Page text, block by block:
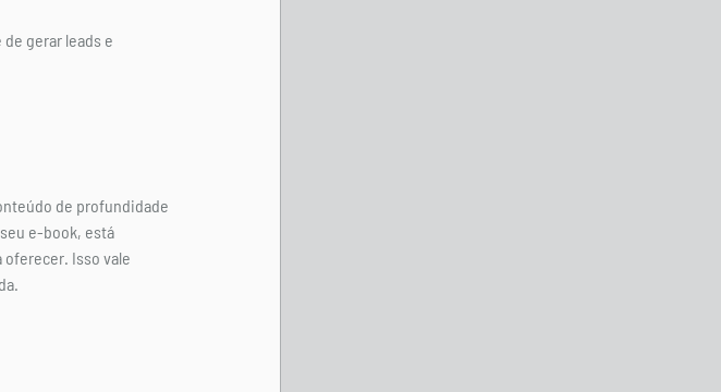
gerar leads e
de profundidade
e-book, está
Isso vale